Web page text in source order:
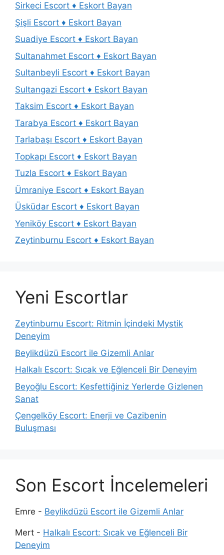
Sirkeci Escort ♦️ Eskort Bayan
Şişli Escort ♦️ Eskort Bayan
Suadiye Escort ♦️ Eskort Bayan
Sultanahmet Escort ♦️ Eskort Bayan
Sultanbeyli Escort ♦️ Eskort Bayan
Sultangazi Escort ♦️ Eskort Bayan
Taksim Escort ♦️ Eskort Bayan
Tarabya Escort ♦️ Eskort Bayan
Tarlabaşı Escort ♦️ Eskort Bayan
Topkapı Escort ♦️ Eskort Bayan
Tuzla Escort ♦️ Eskort Bayan
Ümraniye Escort ♦️ Eskort Bayan
Üsküdar Escort ♦️ Eskort Bayan
Yeniköy Escort ♦️ Eskort Bayan
Zeytinburnu Escort ♦️ Eskort Bayan
Yeni Escortlar
Zeytinburnu Escort: Ritmin İçindeki Mystik
Deneyim
Beylikdüzü Escort ile Gizemli Anlar
Halkalı Escort: Sıcak ve Eğlenceli Bir Deneyim
Beyoğlu Escort: Kesfettiğiniz Yerlerde Gizlenen
Sanat
Çengelköy Escort: Enerji ve Cazibenin
Buluşması
Son Escort İncelemeleri
Emre - Beylikdüzü Escort ile Gizemli Anlar
Mert - Halkalı Escort: Sıcak ve Eğlenceli Bir
Deneyim